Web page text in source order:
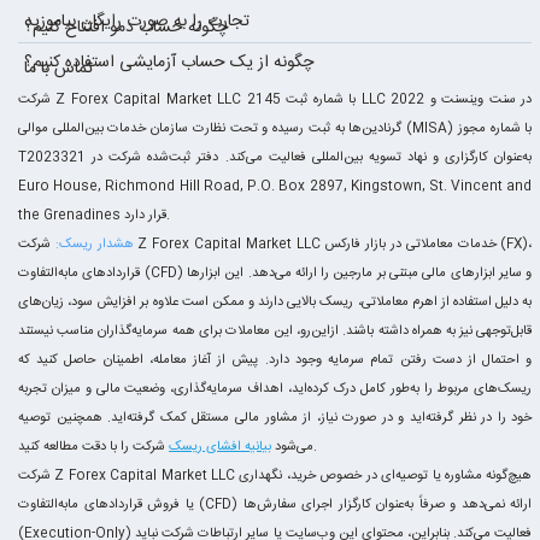
تجارت را به صورت رایگان بیاموزید
چگونه از یک حساب آزمایشی استفاده کنیم؟
چگونه حساب دمو افتتاح کنیم؟
تماس با ما
شرکت Z Forex Capital Market LLC با شماره ثبت 2145 LLC 2022 در سنت وینسنت و
گرنادین‌ها به ثبت رسیده و تحت نظارت سازمان خدمات بین‌المللی موالی (MISA) با شماره مجوز
T2023321 به‌عنوان کارگزاری و نهاد تسویه بین‌المللی فعالیت می‌کند. دفتر ثبت‌شده شرکت در
Euro House, Richmond Hill Road, P.O. Box 2897, Kingstown, St. Vincent and
the Grenadines قرار دارد.
هشدار ریسک: شرکت Z Forex Capital Market LLC خدمات معاملاتی در بازار فارکس (FX)،
قراردادهای مابه‌التفاوت (CFD) و سایر ابزارهای مالی مبتنی بر مارجین را ارائه می‌دهد. این ابزارها
به دلیل استفاده از اهرم معاملاتی، ریسک بالایی دارند و ممکن است علاوه بر افزایش سود، زیان‌های
قابل‌توجهی نیز به همراه داشته باشند. ازاین‌رو، این معاملات برای همه سرمایه‌گذاران مناسب نیستند
و احتمال از دست رفتن تمام سرمایه وجود دارد. پیش از آغاز معامله، اطمینان حاصل کنید که
ریسک‌های مربوط را به‌طور کامل درک کرده‌اید، اهداف سرمایه‌گذاری، وضعیت مالی و میزان تجربه
خود را در نظر گرفته‌اید و در صورت نیاز، از مشاور مالی مستقل کمک گرفته‌اید. همچنین توصیه
می‌شودبیانیه افشای ریسک
شرکت را با دقت مطالعه کنید.
شرکت Z Forex Capital Market LLC هیچ‌گونه مشاوره یا توصیه‌ای در خصوص خرید، نگهداری
یا فروش قراردادهای مابه‌التفاوت (CFD) ارائه نمی‌دهد و صرفاً به‌عنوان کارگزار اجرای سفارش‌ها
(Execution-Only) فعالیت می‌کند. بنابراین، محتوای این وب‌سایت یا سایر ارتباطات شرکت نباید